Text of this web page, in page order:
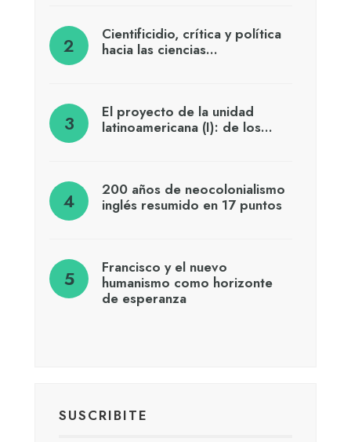
Cientificidio, crítica y política
hacia las ciencias…
El proyecto de la unidad
latinoamericana (I): de los…
200 años de neocolonialismo
inglés resumido en 17 puntos
Francisco y el nuevo
humanismo como horizonte
de esperanza
SUSCRIBITE